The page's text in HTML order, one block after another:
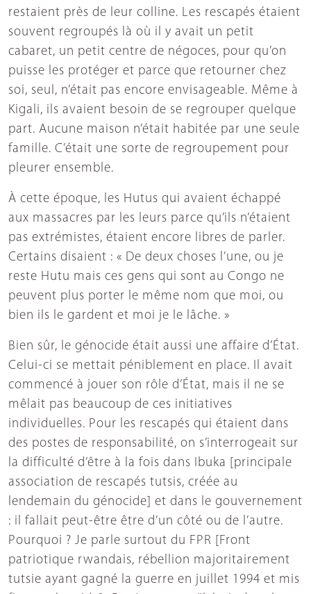
restaient près de leur colline. Les rescapés étaient
souvent regroupés là où il y avait un petit
cabaret, un petit centre de négoces, pour qu’on
puisse les protéger et parce que retourner chez
soi, seul, n’était pas encore envisageable. Même à
Kigali, ils avaient besoin de se regrouper quelque
part. Aucune maison n’était habitée par une seule
famille. C’était une sorte de regroupement pour
pleurer ensemble.
À cette époque, les Hutus qui avaient échappé
aux massacres par les leurs parce qu’ils n’étaient
pas extrémistes, étaient encore libres de parler.
Certains disaient : « De deux choses l’une, ou je
reste Hutu mais ces gens qui sont au Congo ne
peuvent plus porter le même nom que moi, ou
bien ils le gardent et moi je le lâche. »
Bien sûr, le génocide était aussi une affaire d’État.
Celui-ci se mettait péniblement en place. Il avait
commencé à jouer son rôle d’État, mais il ne se
mêlait pas beaucoup de ces initiatives
individuelles. Pour les rescapés qui étaient dans
des postes de responsabilité, on s’interrogeait sur
la difficulté d’être à la fois dans Ibuka [principale
association de rescapés tutsis, créée au
lendemain du génocide] et dans le gouvernement
: il fallait peut-être être d’un côté ou de l’autre.
Pourquoi ? Je parle surtout du FPR [Front
patriotique rwandais, rébellion majoritairement
tutsie ayant gagné la guerre en juillet 1994 et mis